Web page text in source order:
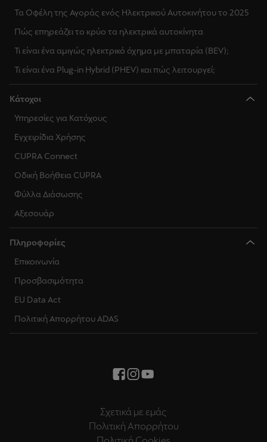
Τα Οφέλη της Αγοράς ενός Ηλεκτρικού Αυτοκινήτου το 2025
Πώς επηρεάζει το κρύο τα ηλεκτρικά αυτοκίνητα
Τι είναι ένα αμιγώς ηλεκτρικό όχημα με μπαταρία (BEV);
Τι είναι ένα Plug-in Hybrid (PHEV) και πώς λειτουργεί;
Κάτοχοι
Υπηρεσίες για Κατόχους
Εγχειρίδια Χρήσης
CUPRA Connect
Οδική Βοήθεια CUPRA
Φύλλα Διάσωσης
Αξεσουάρ
Πληροφορίες
Επικοινωνία
Προσβασιμότητα
EU Data Act
Πολιτική Απορρήτου ADAS
Σχετικά με εμάς
Πολιτική Απορρήτου